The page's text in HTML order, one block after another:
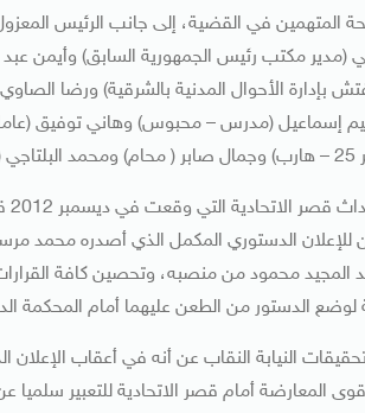
المتهمين في القضية، إلى جانب الرئيس
(مدير مكتب رئيس الجمهورية السابق) وأيمن
بإدارة الأحوال المدنية بالشرقية) ورضا
إسماعيل (مدرس – محبوس) وهاني توفيق
.
للإعلان الدستوري المكمل الذي أصدره محمد
المجيد محمود من منصبه، وتحصين كافة
لوضع الدستور من الطعن عليهما أمام المحكمة
المعارضة أمام قصر الاتحادية للتعبير